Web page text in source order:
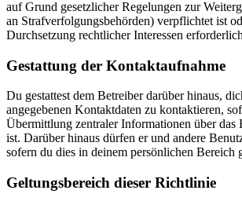
auf Grund gesetzlicher Regelungen zur
an Strafverfolgungsbehörden) verpflichtet ist
Durchsetzung rechtlicher Interessen
Gestattung der Kontaktaufnahme
Du gestattest dem Betreiber darüber hinaus,
angegebenen Kontaktdaten zu kontaktieren,
Übermittlung zentraler Informationen über das
ist. Darüber hinaus dürfen er und andere
sofern du dies in deinem persönlichen Bereich
Geltungsbereich dieser Richtlinie